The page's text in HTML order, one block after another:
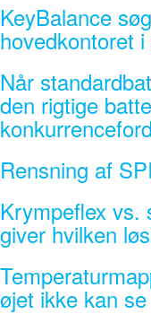
KeyBalance
hovedkontoret
Når
den rigtige
Rensning af
Krympeflex vs.
giver hvilken
øjet ikke kan se